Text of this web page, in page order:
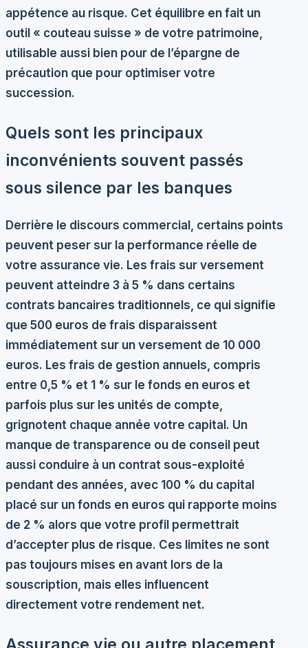
appétence au risque. Cet équilibre en fait un
outil « couteau suisse » de votre patrimoine,
utilisable aussi bien pour de l’épargne de
précaution que pour optimiser votre
succession.
Quels sont les principaux
inconvénients souvent passés
sous silence par les banques
Derrière le discours commercial, certains points
peuvent peser sur la performance réelle de
votre assurance vie. Les frais sur versement
peuvent atteindre 3 à 5 % dans certains
contrats bancaires traditionnels, ce qui signifie
que 500 euros de frais disparaissent
immédiatement sur un versement de 10 000
euros. Les frais de gestion annuels, compris
entre 0,5 % et 1 % sur le fonds en euros et
parfois plus sur les unités de compte,
grignotent chaque année votre capital. Un
manque de transparence ou de conseil peut
aussi conduire à un contrat sous-exploité
pendant des années, avec 100 % du capital
placé sur un fonds en euros qui rapporte moins
de 2 % alors que votre profil permettrait
d’accepter plus de risque. Ces limites ne sont
pas toujours mises en avant lors de la
souscription, mais elles influencent
directement votre rendement net.